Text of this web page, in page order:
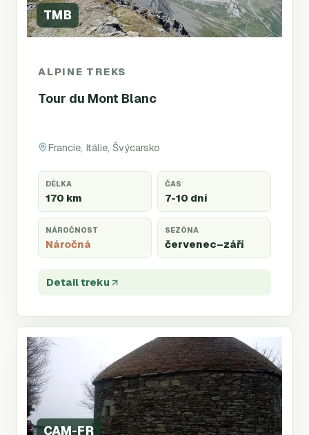
TMB
ALPINE TREKS
Tour du Mont Blanc
Francie, Itálie, Švýcarsko
DÉLKA
170 km
ČAS
7-10 dní
NÁROČNOST
Náročná
SEZÓNA
červenec–září
Detail treku
CAM-FR